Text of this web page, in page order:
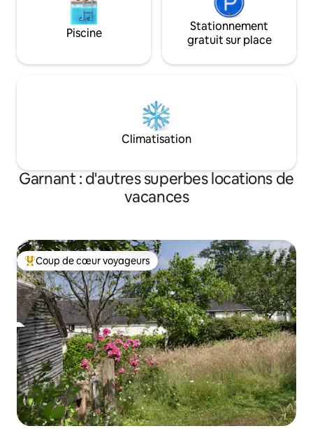
Piscine
Stationnement
gratuit sur place
Climatisation
Garnant : d'autres superbes locations de
vacances
Coups de cœur voyageurs les plus appréciés
Coup de cœur voyageurs